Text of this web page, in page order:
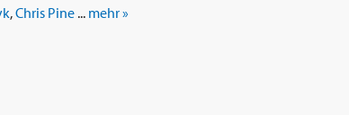
,Chris Pine... mehr »